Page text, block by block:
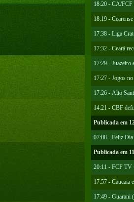
18:20 - CA/FCF
18:19 -
17:38 - Liga
17:32 - Ceará
17:29 - Juazeiro
17:27 - Jogos no
17:26 - Alto
14:21 - CBF
Publicada em
07:08 - Feliz
Publicada em
20:11 - FCF TV
17:57 - Caucaia
17:49 - Guarani